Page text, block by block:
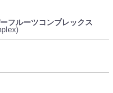
フルーツコンプレックス